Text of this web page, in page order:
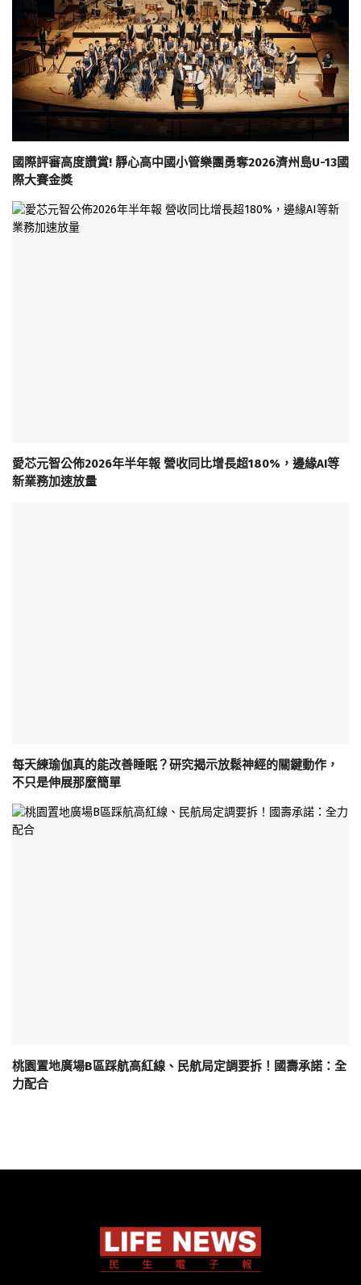
國際評審高度讚賞! 靜心高中國小管樂團勇奪2026濟州島U-13國
際大賽金獎
愛芯元智公佈2026年半年報 營收同比增長超180%，邊緣AI等
新業務加速放量
每天練瑜伽真的能改善睡眠？研究揭示放鬆神經的關鍵動作，
不只是伸展那麼簡單
桃園置地廣場B區踩航高紅線、民航局定調要拆！國壽承諾：全
力配合